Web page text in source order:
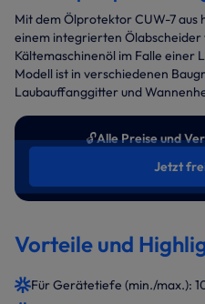
Mit dem Ölprotektor CUW-7 aus
einem integrierten
Kältemaschinenöl im Falle einer
Modell ist in verschiedenen
Laubauffanggitter und
🔓Alle Preise und
Jetzt
Vorteile und
Für Gerätetiefe (min./max.):